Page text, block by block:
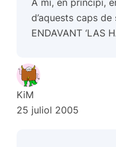
d’aquests caps
ENDAVANT ‘LAS
KiM
25 juliol 2005